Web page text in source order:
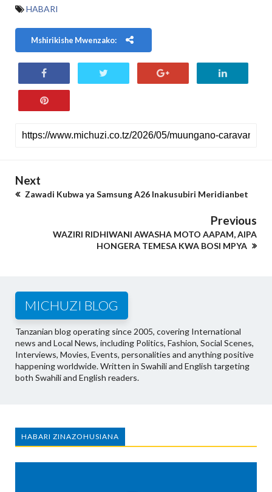
HABARI
Mshirikishe Mwenzako:
Next
Zawadi Kubwa ya Samsung A26 Inakusubiri Meridianbet
Previous
WAZIRI RIDHIWANI AWASHA MOTO AAPAM, AIPA
HONGERA TEMESA KWA BOSI MPYA
MICHUZI BLOG
Tanzanian blog operating since 2005, covering International
news and Local News, including Politics, Fashion, Social Scenes,
Interviews, Movies, Events, personalities and anything positive
happening worldwide. Written in Swahili and English targeting
both Swahili and English readers.
HABARI ZINAZOHUSIANA